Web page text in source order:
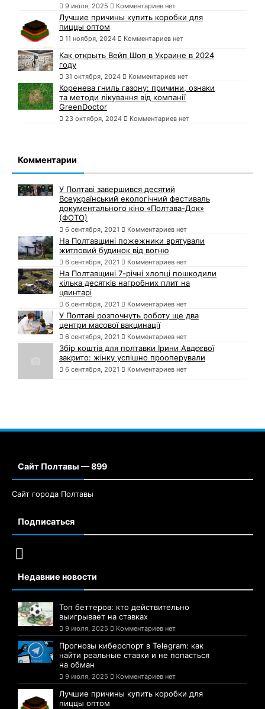
9 июля, 2025 Комментариев нет
Лучшие причины купить коробки для
пиццы оптом
11 ноября, 2024 Комментариев нет
Как открыть Вейп Шоп в Украине в 2024
году
31 октября, 2024 Комментариев нет
Коренева гниль газону: причини, ознаки
та методи лікування від компанії
GreenDoctor
23 октября, 2024 Комментариев нет
Комментарии
У Полтаві завершився десятий
Всеукраїнський екологічний фестиваль
документального кіно «Полтава-Док»
(ФОТО)
6 сентября, 2021 Комментариев нет
На Полтавщині пожежники врятували
житловий будинок від вогню
6 сентября, 2021 Комментариев нет
На Полтавщині 7-річні хлопці пошкодили
кілька десятків нагробних плит на
цвинтарі
6 сентября, 2021 Комментариев нет
У Полтаві розпочнуть роботу ще два
центри масової вакцинації
6 сентября, 2021 Комментариев нет
Збір коштів для полтавки Ірини Авдєєвої
закрито: жінку успішно прооперували
6 сентября, 2021 Комментариев нет
Сайт Полтавы — 899
Сайт города Полтавы
Подписаться
Недавние новости
Топ беттеров: кто действительно
выигрывает на ставках
9 июля, 2025 Комментариев нет
Прогнозы киберспорт в Telegram: как
найти реальные ставки и не попасться
на обман
9 июля, 2025 Комментариев нет
Лучшие причины купить коробки для
пиццы оптом